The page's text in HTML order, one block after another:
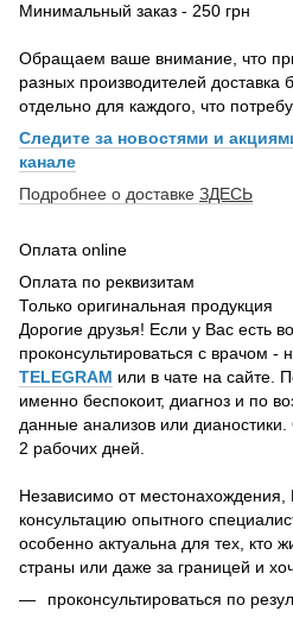
Минимальный заказ - 250 грн
Обращаем ваше внимание, что при
разных производителей доставка
отдельно для каждого, что
Следите за новостями и
канале
Подробнее о доставке ЗДЕСЬ
Оплата online
Оплата по реквизитам
Только оригинальная продукция
Дорогие друзья! Если у Вас есть
проконсультироваться с врачом -
TELEGRAM или в чате на сайте.
именно беспокоит, диагноз и по
данные анализов или дианостики.
2 рабочих дней.
Независимо от
консультацию опытного
особенно актуальна для тех, кто
страны или даже за границей и
проконсультироваться по